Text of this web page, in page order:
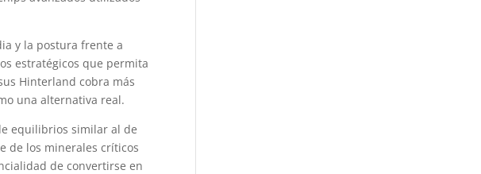
y la postura frente a
estratégicos que permita
Hinterland cobra más
una alternativa real.
equilibrios similar al de
de los minerales críticos
de convertirse en